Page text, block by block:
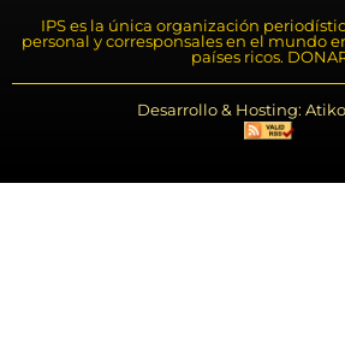
IPS es la única organización
personal y corresponsales en el mundo
países ricos.
Desarrollo & Hosting: